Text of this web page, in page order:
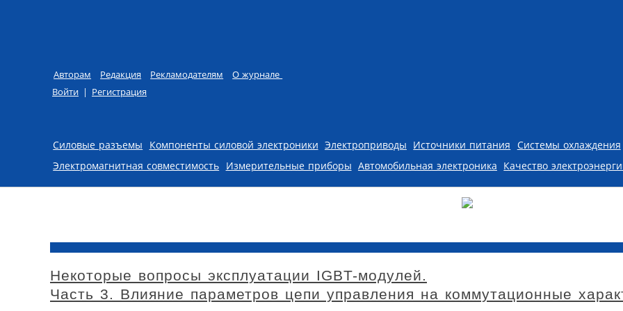
Авторам Редакция Рекламодателям
О журнале
Войти | Регистрация
Skip to content
Силовые разъемы Компоненты силовой электроники Электроприводы Источники питания Системы охлаждения
Электромагнитная совместимость Измерительные приборы Автомобильная электроника Качество
Некоторые вопросы эксплуатации IGBT-модулей.
Часть 3. Влияние параметров цепи управления на коммутационные